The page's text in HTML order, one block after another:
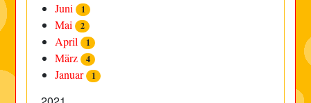
Juni 1
Mai 2
April 1
März 4
Januar 1